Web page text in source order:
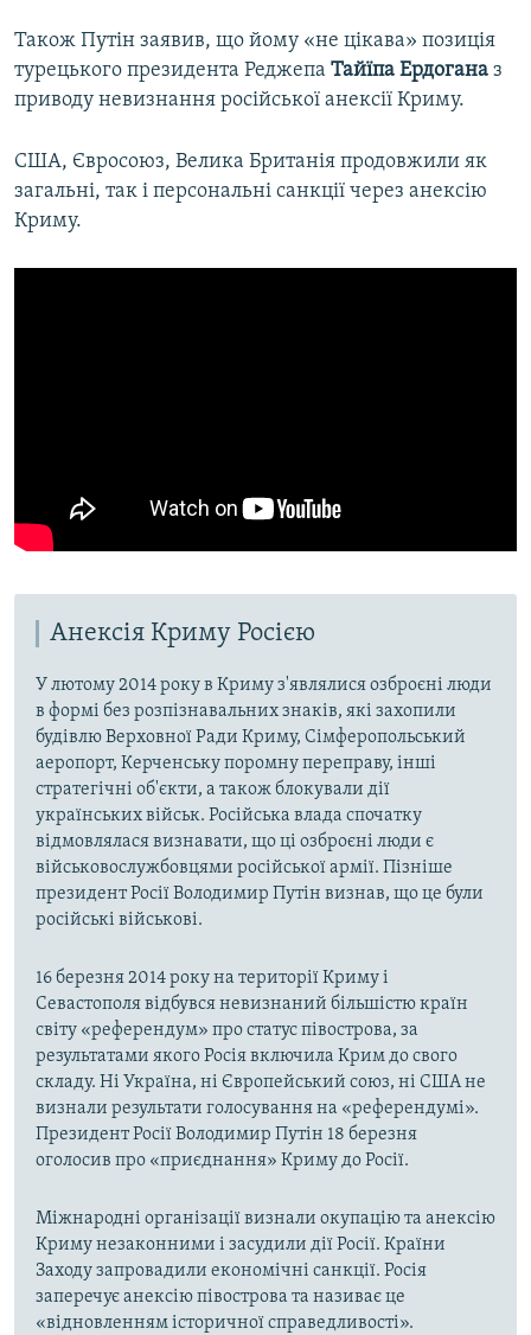
Також Путін заявив, що йому «не цікава» позиція
турецького президента Реджепа Тайїпа Ердогана з
приводу невизнання російської анексії Криму.
США, Євросоюз, Велика Британія продовжили як
загальні, так і персональні санкції через анексію
Криму.
Анексія Криму Росією
У лютому 2014 року в Криму з'являлися озброєні люди
в формі без розпізнавальних знаків, які захопили
будівлю Верховної Ради Криму, Сімферопольський
аеропорт, Керченську поромну переправу, інші
стратегічні об'єкти, а також блокували дії
українських військ. Російська влада спочатку
відмовлялася визнавати, що ці озброєні люди є
військовослужбовцями російської армії. Пізніше
президент Росії Володимир Путін визнав, що це були
російські військові.
16 березня 2014 року на території Криму і
Севастополя відбувся невизнаний більшістю країн
світу «референдум» про статус півострова, за
результатами якого Росія включила Крим до свого
складу. Ні Україна, ні Європейський союз, ні США не
визнали результати голосування на «референдумі».
Президент Росії Володимир Путін 18 березня
оголосив про «приєднання» Криму до Росії.
Міжнародні організації визнали окупацію та анексію
Криму незаконними і засудили дії Росії. Країни
Заходу запровадили економічні санкції. Росія
заперечує анексію півострова та називає це
«відновленням історичної справедливості».